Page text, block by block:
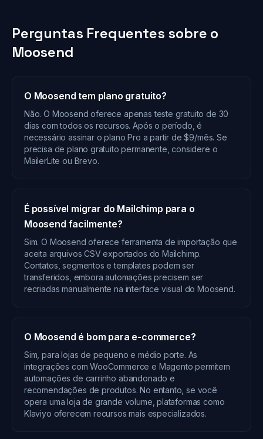
Perguntas Frequentes sobre o
Moosend
O Moosend tem plano gratuito?
Não. O Moosend oferece apenas teste gratuito de 30
dias com todos os recursos. Após o período, é
necessário assinar o plano Pro a partir de $9/mês. Se
precisa de plano gratuito permanente, considere o
MailerLite ou Brevo.
É possível migrar do Mailchimp para o
Moosend facilmente?
Sim. O Moosend oferece ferramenta de importação que
aceita arquivos CSV exportados do Mailchimp.
Contatos, segmentos e templates podem ser
transferidos, embora automações precisem ser
recriadas manualmente na interface visual do Moosend.
O Moosend é bom para e-commerce?
Sim, para lojas de pequeno e médio porte. As
integrações com WooCommerce e Magento permitem
automações de carrinho abandonado e
recomendações de produtos. No entanto, se você
opera uma loja de grande volume, plataformas como
Klaviyo oferecem recursos mais especializados.